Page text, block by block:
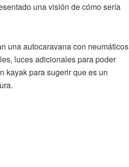
una visión de cómo sería
una autocaravana con neumáticos
luces adicionales para poder
kayak para sugerir que es un